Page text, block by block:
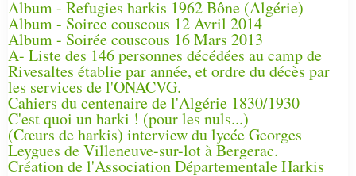
Album - Refugies harkis 1962 Bône (Algérie)
Album - Soiree couscous 12 Avril 2014
Album - Soirée couscous 16 Mars 2013
A- Liste des 146 personnes décédées au camp de
Rivesaltes établie par année, et ordre du décès par
les services de l'ONACVG.
Cahiers du centenaire de l'Algérie 1830/1930
C'est quoi un harki ! (pour les nuls...)
(Cœurs de harkis) interview du lycée Georges
Leygues de Villeneuve-sur-lot à Bergerac.
Création de l'Association Départementale Harkis